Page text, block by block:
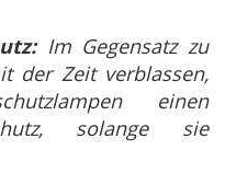
Im Gegensatz zu
der Zeit verblassen,
einen
solange sie